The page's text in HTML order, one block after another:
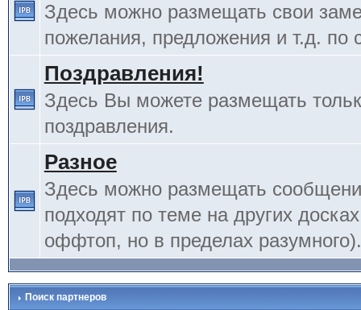
Здесь можно размещать свои
пожелания, предложения и т.д. по
Поздравления!
Здесь Вы можете размещать
поздравления.
Разное
Здесь можно размещать
подходят по теме на других
оффтоп, но в пределах разумного).
Поиск партнеров